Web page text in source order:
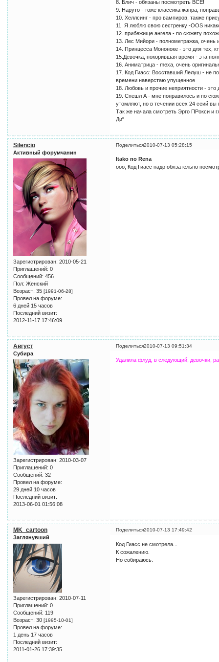
8. Блич - обязаны посмотреть ВСЕ!
9. Наруто - тоже классика жанра,
10. Хеллсинг - про вампиров, также
11. Я люблю свою сестренку -OOS
12. прибежище ангела - по сюжету
13. Лес Мийори - полнометражка, очень
14. Принцесса Мононоке - это для тех,
15.Девочка, покорившая время - эта
16. Аниматрица - mexa, очень
17. Код Гиасс: Восставший Лелуш - не
времени наверстаю упущенное
18. Любовь и прочие неприятности - это
19. Спешл А - мне понравилось и по
утомляют, но в течении всех 24 сеий
Так же начала смотреть Эрго ПРокси и
Ди"
Поделиться2010-07-13 05:28:15
Silencio
Активный форумчанин
Зарегистрирован: 2010-05-21
Приглашений: 0
Сообщений: 456
Пол: Женский
Возраст: 35 [1991-06-28]
Провел на форуме:
6 дней 15 часов
Последний визит:
2012-11-17 17:46:09
Itako no Rena
ооо, Код Гиасс надо обязательно
Поделиться2010-07-13 09:51:34
Август
Субира
Зарегистрирован: 2010-03-07
Приглашений: 0
Сообщений: 32
Провел на форуме:
29 дней 10 часов
Последний визит:
2013-06-01 01:56:08
Удалила флуд, в следующий, девочки,
Поделиться2010-07-13 17:49:42
MK_cartoon
Заглянувший
Зарегистрирован: 2010-07-11
Приглашений: 0
Сообщений: 119
Возраст: 30 [1995-10-01]
Провел на форуме:
1 день 17 часов
Последний визит:
2011-01-26 17:39:35
Код Гиасс не смотрела...
К сожалению.
Но собираюсь.